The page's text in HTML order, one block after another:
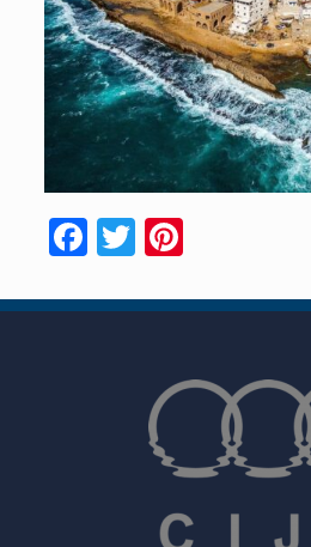
Facebook
TwitterPinterest